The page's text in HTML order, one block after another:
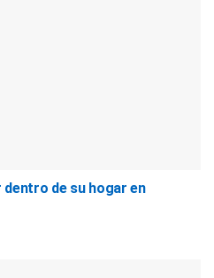
dentro de su hogar en